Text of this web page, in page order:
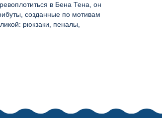
в Бена Тена, он
созданные по мотивам
рюкзаки, пеналы,